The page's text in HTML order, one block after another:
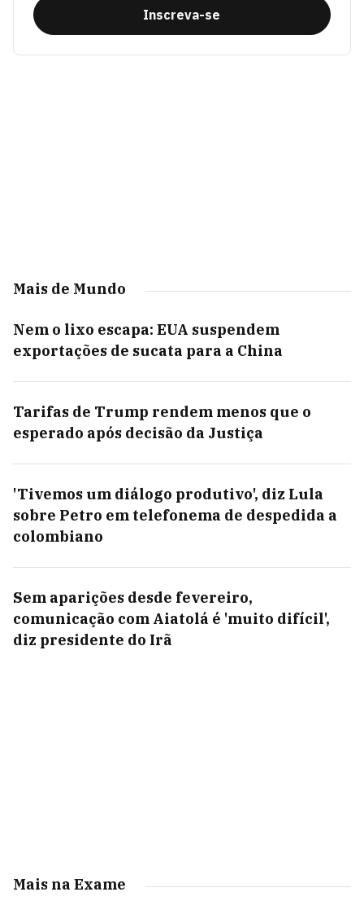
Inscreva-se
Mais de Mundo
Nem o lixo escapa: EUA suspendem
exportações de sucata para a China
Tarifas de Trump rendem menos que o
esperado após decisão da Justiça
'Tivemos um diálogo produtivo', diz Lula
sobre Petro em telefonema de despedida a
colombiano
Sem aparições desde fevereiro,
comunicação com Aiatolá é 'muito difícil',
diz presidente do Irã
Mais na Exame